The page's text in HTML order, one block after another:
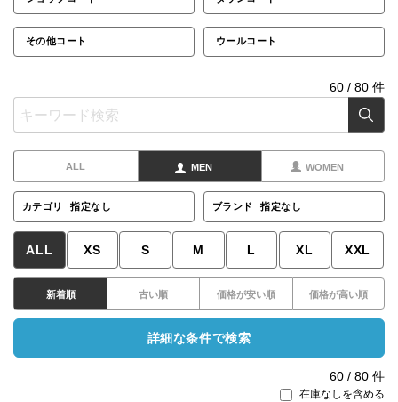
その他コート ウールコート
60 / 80 件
ALL MEN WOMEN
カテゴリ 指定なし ブランド 指定なし
ALL XS S M L XL XXL
新着順 古い順 価格が安い順 価格が高い順
詳細な条件で検索
60 / 80 件
在庫なしを含める